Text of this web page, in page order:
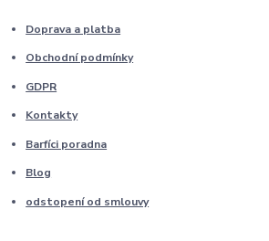
Doprava a platba
Obchodní podmínky
GDPR
Kontakty
Barfíci poradna
Blog
odstopení od smlouvy